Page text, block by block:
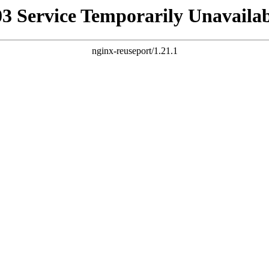
Service Temporarily
nginx-reuseport/1.21.1